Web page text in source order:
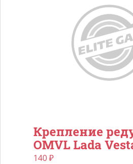
Крепление
OMVL Lada
140₽